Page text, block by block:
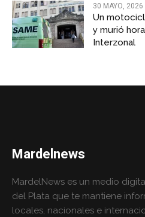
30 MAYO, 2026
Un
y murió
Interzonal
Mardelnews
MardelNews es un medio
del Plata que te mantiene
locales, nacionales e